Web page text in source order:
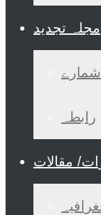
مجلہ تجدید
شمارے
رابطہ
مقالات